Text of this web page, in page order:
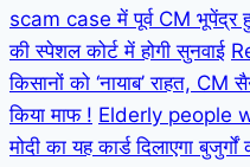
scam case में पूर्व CM भूपेंद्र
की स्पेशल कोर्ट में होगी सुनवाई
किसानों को ‘नायाब’ राहत,
किया माफ ! Elderly people
मोदी का यह कार्ड दिलाएगा